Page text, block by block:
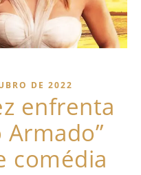
DE 2022
enfrenta
Armado”
comédia